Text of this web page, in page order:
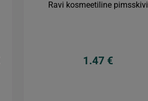
Ravi kosmeetiline pimsskivi
1.47 €